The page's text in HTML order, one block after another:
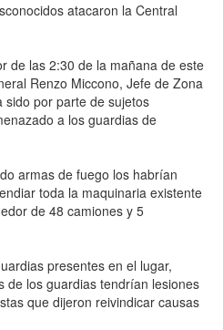
atacaron la Central
de las 2:30 de la mañana de este
Renzo Miccono, Jefe de Zona
por parte de sujetos
a los guardias de
armas de fuego los habrían
toda la maquinaria existente
de 48 camiones y 5
presentes en el lugar,
de los guardias tendrían lesiones
que dijeron reivindicar causas